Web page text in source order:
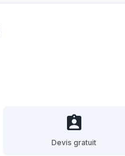
Devis gratuit